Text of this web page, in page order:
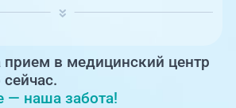
в поддержании вашего
прием в медицинский центр
— наша забота!